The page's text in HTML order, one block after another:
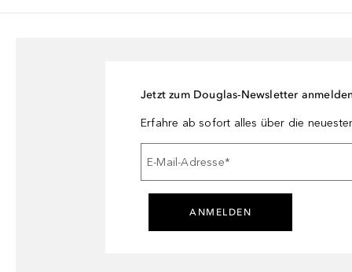
Jetzt zum Douglas-Newsletter
Erfahre ab sofort alles über die
E-Mail-Adresse*
ANMELDEN